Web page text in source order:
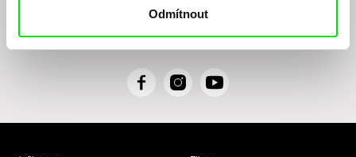
Odmítnout
Zásady zpracování osobních údajů, textu rozumím a souhlasím s ním, přičemž
F
c
I
s
Y
u